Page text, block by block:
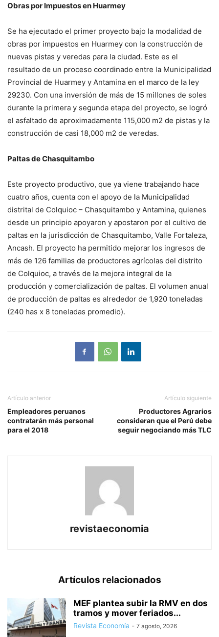
Obras por Impuestos en Huarmey
Se ha ejecutado el primer proyecto bajo la modalidad de
obras por impuestos en Huarmey con la construcción de
nuevas pistas y veredas para la ciudad. Este es el
resultado de un proceso coordinado entre la Municipalidad
Provincial de Huarmey y Antamina en el marco de la ley
29230. Con una inversión de más de 15 millones de soles
durante la primera y segunda etapa del proyecto, se logró
el asfaltado de aproximadamente 115,000 m2 de pistas y la
construcción de casi 18,000 m2 de veredas.
Paltas de Chasquitambo
Este proyecto productivo, que ya viene trabajando hace
cuatro años, cuenta con el apoyo de la Municipalidad
distrital de Colquioc – Chasquitambo y Antamina, quienes
desde un principio apoyaron y apostaron por el cultivo de
paltas en la jurisdicción de Chasquitambo, Valle Fortaleza,
Ancash. El proyecto ha permitido mejorar los ingresos de
más de 126 familias de productores agrícolas del distrito
de Colquioc, a través de la mejora integral de la
producción y comercialización de paltas. El volumen anual
de producción de paltas es alrededor de 1,920 toneladas
(240 has x 8 toneladas promedio).
Artículo anterior
Empleadores peruanos
contratarán más personal
para el 2018
Artículo siguiente
Productores Agrarios
consideran que el Perú debe
seguir negociando más TLC
revistaeconomia
Artículos relacionados
MEF plantea subir la RMV en dos
tramos y mover feriados...
Revista Economía - 7 agosto, 2026